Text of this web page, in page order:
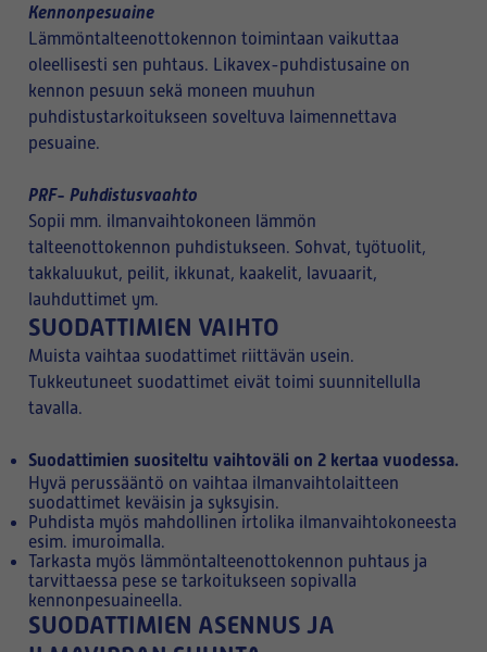
Kennonpesuaine
Lämmöntalteenottokennon toimintaan vaikuttaa
oleellisesti sen puhtaus. Likavex-puhdistusaine on
kennon pesuun sekä moneen muuhun
puhdistustarkoitukseen soveltuva laimennettava
pesuaine.
PRF- Puhdistusvaahto
Sopii mm. ilmanvaihtokoneen lämmön
talteenottokennon puhdistukseen. Sohvat, työtuolit,
takkaluukut, peilit, ikkunat, kaakelit, lavuaarit,
lauhduttimet ym.
SUODATTIMIEN VAIHTO
Muista vaihtaa suodattimet riittävän usein.
Tukkeutuneet suodattimet eivät toimi suunnitellulla
tavalla.
Suodattimien suositeltu vaihtoväli on 2 kertaa vuodessa.
Hyvä perussääntö on vaihtaa ilmanvaihtolaitteen
suodattimet keväisin ja syksyisin.
Puhdista myös mahdollinen irtolika ilmanvaihtokoneesta
esim. imuroimalla.
Tarkasta myös lämmöntalteenottokennon puhtaus ja
tarvittaessa pese se tarkoitukseen sopivalla
kennonpesuaineella.
SUODATTIMIEN ASENNUS JA